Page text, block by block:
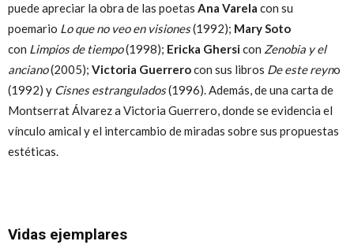
puede apreciar la obra de las poetas Ana Varela con su
poemario Lo que no veo en visiones(1992); Mary Soto
con Limpios de tiempo(1998); Ericka Ghersicon Zenobia y el
anciano(2005); Victoria Guerrerocon sus libros De este reyno
(1992) y Cisnes estrangulados(1996). Además, de una carta de
Montserrat Álvarez a Victoria Guerrero, donde se evidencia el
vínculo amical y el intercambio de miradas sobre sus propuestas
estéticas.
Vidas ejemplares